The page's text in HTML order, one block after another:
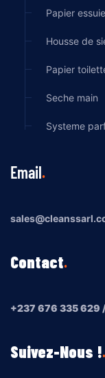
Papier
Housse de
Papier
Seche main
Systeme
Email
Contact
+237 676 335 629
Suivez-Nous !